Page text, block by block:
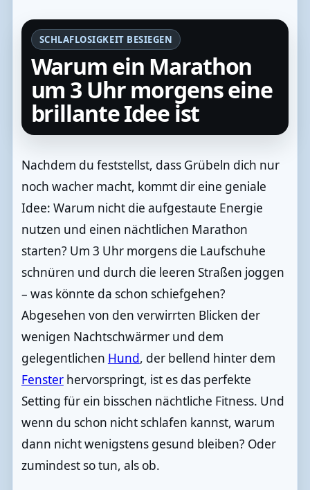
SCHLAFLOSIGKEIT BESIEGEN
Warum ein Marathon
um 3 Uhr morgens eine
brillante Idee ist
Nachdem du feststellst, dass Grübeln dich nur
noch wacher macht, kommt dir eine geniale
Idee: Warum nicht die aufgestaute Energie
nutzen und einen nächtlichen Marathon
starten? Um 3 Uhr morgens die Laufschuhe
schnüren und durch die leeren Straßen joggen
– was könnte da schon schiefgehen?
Abgesehen von den verwirrten Blicken der
wenigen Nachtschwärmer und dem
gelegentlichen Hund, der bellend hinter dem
Fensterhervorspringt, ist es das perfekte
Setting für ein bisschen nächtliche Fitness. Und
wenn du schon nicht schlafen kannst, warum
dann nicht wenigstens gesund bleiben? Oder
zumindest so tun, als ob.